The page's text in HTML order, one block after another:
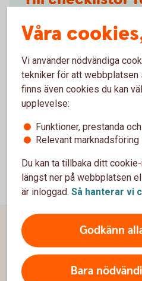
Checklista Skog- och
Checklista
Checklista Företag (pdf)
Våra
Vi använder nödvändiga
tekniker för att webbplatsen
finns även cookies du kan
upplevelse:
Funktioner, prestanda
Relevant marknadsföring
Du kan ta tillbaka ditt
längst ner på webbplatsen
är inloggad. Så hanterar vi
Godkänn
Bara
Sidfot
Hitta snabbt
Kontakta oss